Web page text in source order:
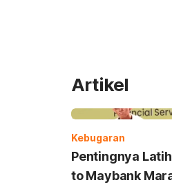
Artikel
Kebugaran
Pentingnya
to Maybank